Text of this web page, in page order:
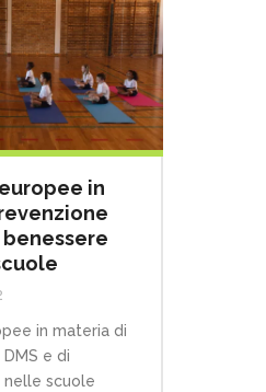
in
benessere
in materia di
e di
nelle scuole